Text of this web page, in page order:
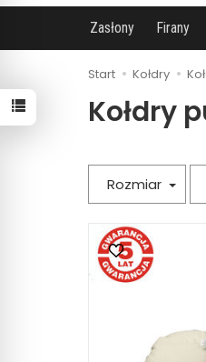
Zasłony Firany
Start Kołdry
Kołdry
Rozmiar